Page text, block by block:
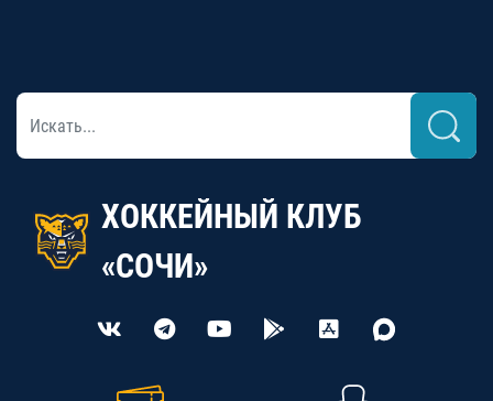
ХОККЕЙНЫЙ КЛУБ
«СОЧИ»